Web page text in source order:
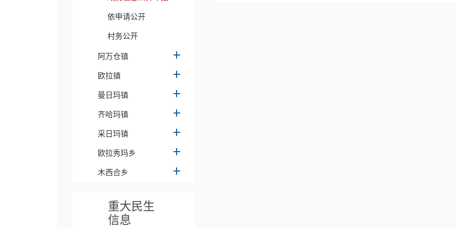
依申请公开
村务公开
阿万仓镇
欧拉镇
曼日玛镇
齐哈玛镇
采日玛镇
欧拉秀玛乡
木西合乡
重大民生
信息